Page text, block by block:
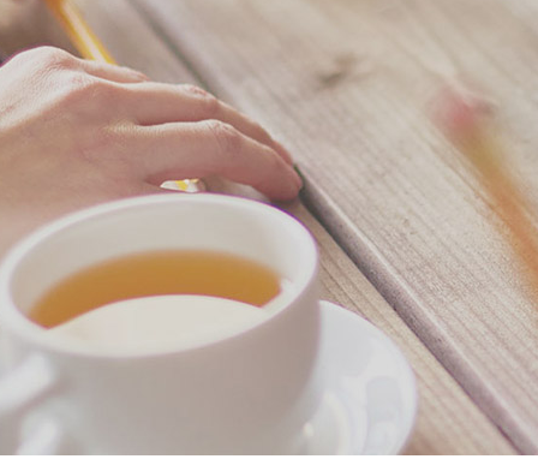
首页 走进918博天堂